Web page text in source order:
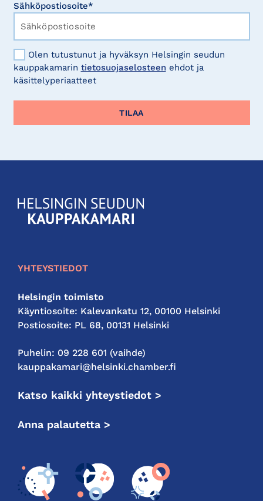
Sähköpostiosoite*
Olen tutustunut ja hyväksyn Helsingin seudun
kauppakamarin tietosuojaselosteen ehdot ja
käsittelyperiaatteet
KauppakamariHelsingin
seudun
YHTEYSTIEDOT
Helsingin toimisto
Käyntiosoite: Kalevankatu 12, 00100 Helsinki
Postiosoite: PL 68, 00131 Helsinki
Puhelin: 09 228 601 (vaihde)
kauppakamari@helsinki.chamber.fi
Katso kaikki yhteystiedot >
Anna palautetta >